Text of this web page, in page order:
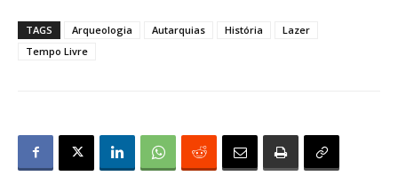
TAGS Arqueologia Autarquias História
Lazer
Tempo Livre